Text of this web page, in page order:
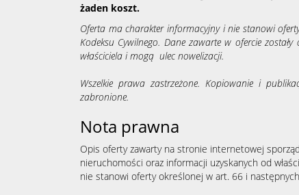
żaden koszt.
Oferta ma charakter informacyjny i nie stanowi
Kodeksu Cywilnego. Dane zawarte w ofercie
właściciela i mogą ulec nowelizacji.
Wszelkie prawa zastrzeżone. Kopiowanie i
zabronione.
Nota prawna
Opis oferty zawarty na stronie internetowej
nieruchomości oraz informacji uzyskanych od
nie stanowi oferty określonej w art. 66 i